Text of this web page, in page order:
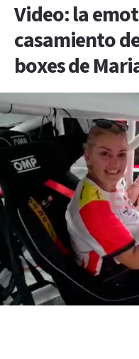
Video: la
casamiento
boxes de